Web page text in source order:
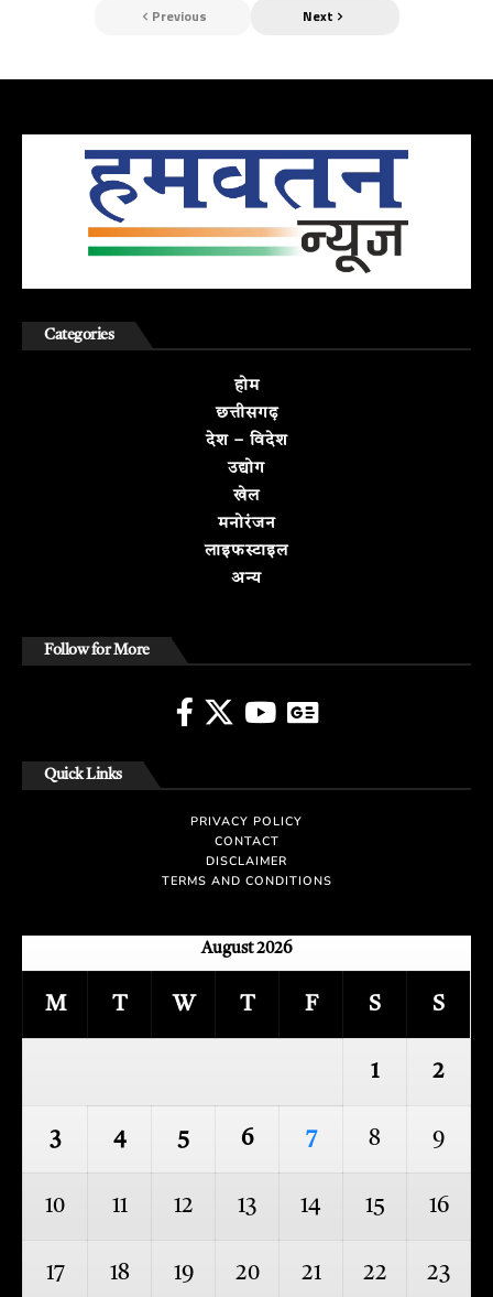
Previous Next
Categories
होम
छत्तीसगढ़
देश – विदेश
उद्योग
खेल
मनोरंजन
लाइफस्टाइल
अन्य
Follow for More
Quick Links
PRIVACY POLICY
CONTACT
DISCLAIMER
TERMS AND CONDITIONS
August 2026
M T W T F S S
1 2
3 4 5 6 7 8 9
10 11 12 13 14 15 16
17 18 19 20 21 22 23